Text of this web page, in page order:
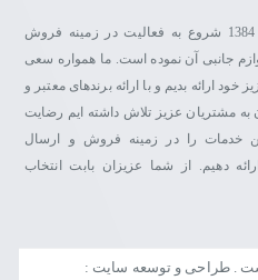
فروشگاه اینترنتی تکتازشاپ از سال 1384 شروع به فعالیت در زمینه فروش
جانبی آن نموده است. ما همواره سعی
ارائه بدیم و با ارائه برندهای معتبر و
مشتریان عزیز تلاش داشته ایم رضایت
خدمات را در زمینه فروش و ارسال
دهیم. از شما عزیزان بابت انتخاب
. طراحی و توسعه سایت :